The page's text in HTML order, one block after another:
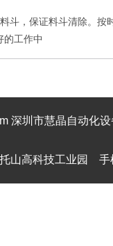
斗，保证料斗清除。
的工作中
深圳市慧晶自动化
山高科技工业园